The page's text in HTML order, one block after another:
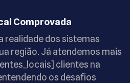
Comprovada
realidade dos sistemas
região. Já atendemos mais
clientes na
os desafios